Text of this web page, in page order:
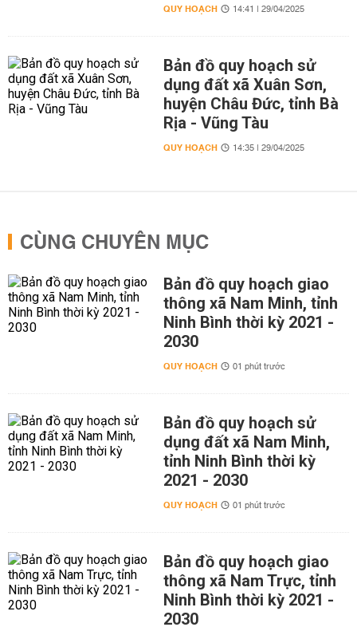
QUY HOẠCH 14:41 | 29/04/2025
Bản đồ quy hoạch sử
dụng đất xã Xuân Sơn,
huyện Châu Đức, tỉnh Bà
Rịa - Vũng Tàu
QUY HOẠCH 14:35 | 29/04/2025
CÙNG CHUYÊN MỤC
Bản đồ quy hoạch giao
thông xã Nam Minh, tỉnh
Ninh Bình thời kỳ 2021 -
2030
QUY HOẠCH 01 phút trước
Bản đồ quy hoạch sử
dụng đất xã Nam Minh,
tỉnh Ninh Bình thời kỳ
2021 - 2030
QUY HOẠCH 01 phút trước
Bản đồ quy hoạch giao
thông xã Nam Trực, tỉnh
Ninh Bình thời kỳ 2021 -
2030